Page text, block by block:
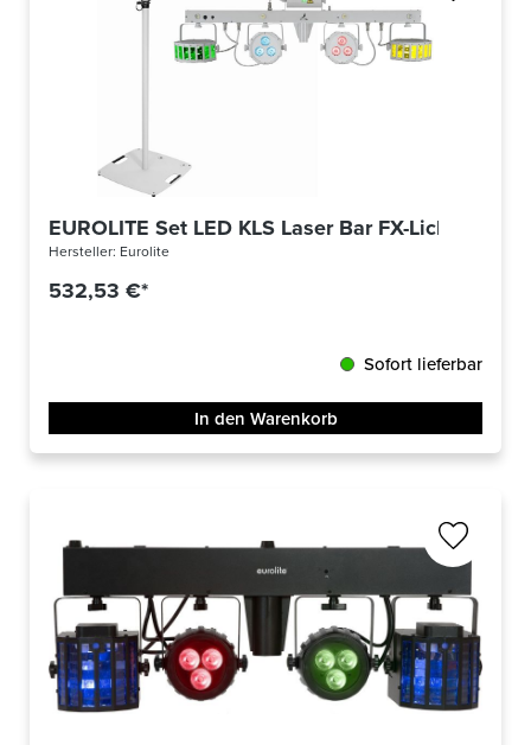
EUROLITE Set LED KLS Laser Bar FX-Lichtset
Hersteller: Eurolite
532,53 €*
Sofort lieferbar
In den Warenkorb